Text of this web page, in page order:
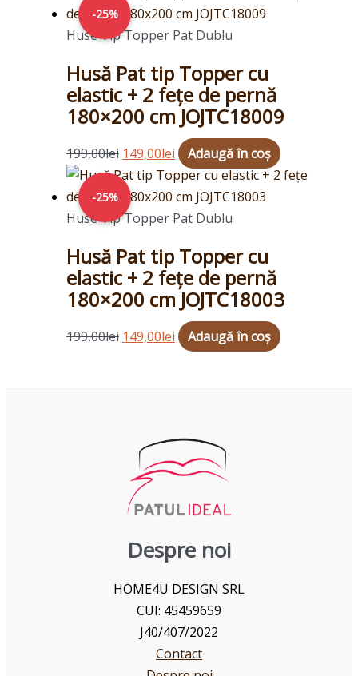
-25%
Huse Tip Topper Pat Dublu
Husă Pat tip Topper cu
elastic + 2 fețe de pernă
180×200 cm JOJTC18009
199,00lei
inițial
a
199,00lei.
149,00lei
curent
este:
Adaugă în coș
-25%
Huse Tip Topper Pat Dublu
Husă Pat tip Topper cu
elastic + 2 fețe de pernă
180×200 cm JOJTC18003
199,00lei
Prețul
inițial
a
199,00lei.
149,00lei
Prețul
curent
este:
Adaugă în coș
Despre noi
HOME4U DESIGN SRL
CUI: 45459659
J40/407/2022
Contact